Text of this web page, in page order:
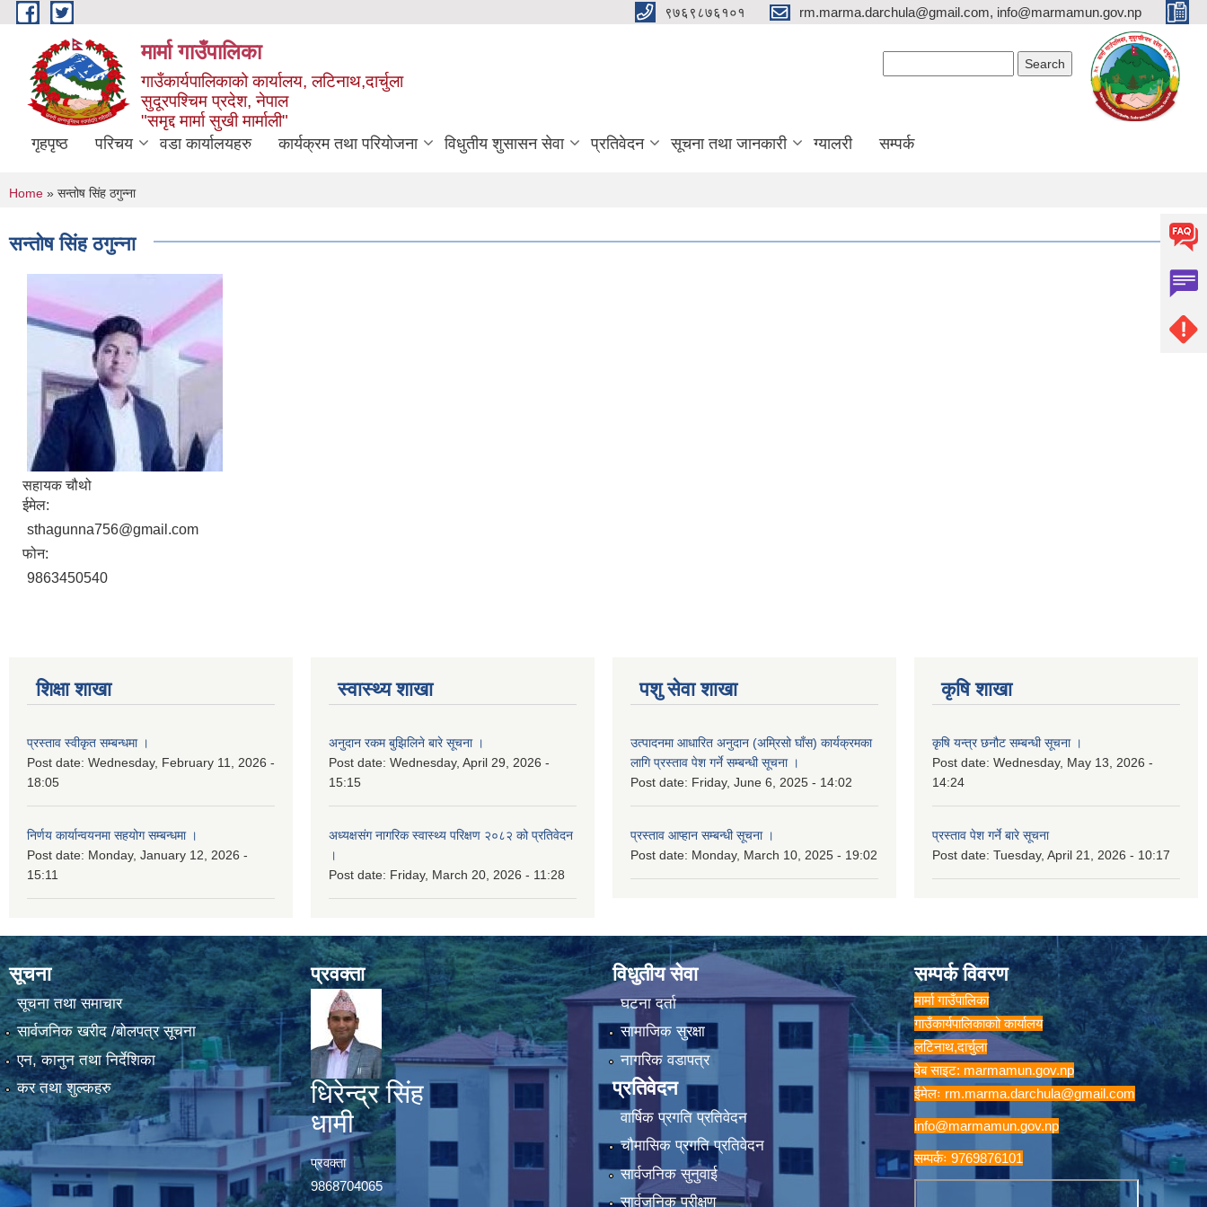
Skip to main content ९७६९८७६१०१ rm.marma.darchula@gmail.com, info@marmamun.gov.np
मार्मा गाउँपालिका
गाउँकार्यपालिकाको कार्यालय, लटिनाथ,दार्चुला
सुदूरपश्चिम प्रदेश, नेपाल
"समृद्द मार्मा सुखी मार्माली"
गृहपृष्ठ परिचय वडा कार्यालयहरु कार्यक्रम तथा परियोजना विधुतीय शुसासन सेवा प्रतिवेदन सूचना तथा जानकारी ग्यालरी सम्पर्क
You are here
Home » सन्तोष सिंह ठगुन्ना
सन्तोष सिंह ठगुन्ना
सहायक चौथो
ईमेल:
sthagunna756@gmail.com
फोन:
9863450540
शिक्षा शाखा
प्रस्ताव स्वीकृत सम्बन्धमा ।
Post date: Wednesday, February 11, 2026 -
18:05
निर्णय कार्यान्वयनमा सहयोग सम्बन्धमा ।
Post date: Monday, January 12, 2026 -
15:11
स्वास्थ्य शाखा
अनुदान रकम बुझिलिने बारे सूचना ।
Post date: Wednesday, April 29, 2026 -
15:15
अध्यक्षसंग नागरिक स्वास्थ्य परिक्षण २०८२ को प्रतिवेदन
।
Post date: Friday, March 20, 2026 - 11:28
पशु सेवा शाखा
उत्पादनमा आधारित अनुदान (अम्रिसो घाँस) कार्यक्रमका
लागि प्रस्ताव पेश गर्ने सम्बन्धी सूचना ।
Post date: Friday, June 6, 2025 - 14:02
प्रस्ताव आप्हान सम्बन्धी सूचना ।
Post date: Monday, March 10, 2025 - 19:02
कृषि शाखा
कृषि यन्त्र छनौट सम्बन्धी सूचना ।
Post date: Wednesday, May 13, 2026 -
14:24
प्रस्ताव पेश गर्ने बारे सूचना
Post date: Tuesday, April 21, 2026 - 10:17
सूचना
सूचना तथा समाचार
सार्वजनिक खरीद /बोलपत्र सूचना
एन, कानुन तथा निर्देशिका
कर तथा शुल्कहरु
प्रवक्ता
धिरेन्द्र सिंह
धामी
प्रवक्ता
9868704065
विधुतीय सेवा
घटना दर्ता
सामाजिक सुरक्षा
नागरिक वडापत्र
प्रतिवेदन
वार्षिक प्रगति प्रतिवेदन
चौमासिक प्रगति प्रतिवेदन
सार्वजनिक सुनुवाई
सार्वजनिक परीक्षण
सम्पर्क विवरण
मार्मा गाउँपालिका
गाउँकार्यपालिकाकाो कार्यालय
लटिनाथ,दार्चुला
वेब साइट: marmamun.gov.np
ईमेलः rm.marma.darchula@gmail.com
info@marmamun.gov.np
सम्पर्कः 9769876101